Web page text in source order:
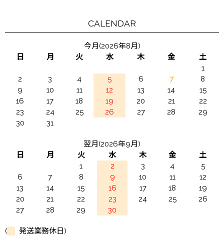
CALENDAR
今月(2026年8月)
日
月 火 水 木 金
土
1
2
3 4 5 6 7
8
9
10 11 12 13 14
15
16
17 18 19 20 21
22
23
24 25 26 27 28
29
30
31
翌月(2026年9月)
日
月 火 水 木 金
土
1
2 3 4
5
6
7 8 9 10 11
12
13
14 15 16 17 18
19
20
21 22 23 24 25
26
27
28 29 30
( 発送業務休日)